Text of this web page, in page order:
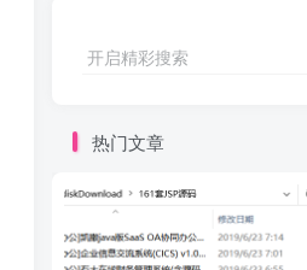
开启精彩搜索
热门文章